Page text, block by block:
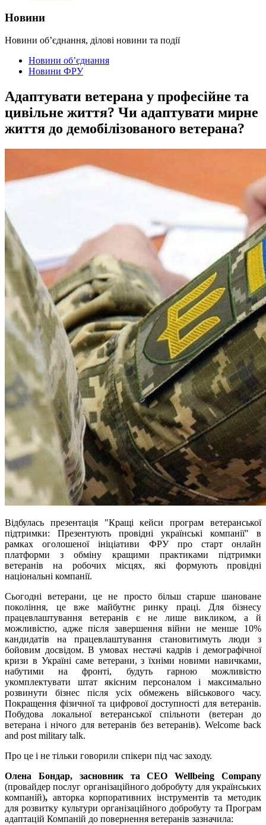
Новини
Новини об’єднання, ділові новини та події
Новини об’єднання
Новини ФРУ
Адаптувати ветерана у професійне та
цивільне життя? Чи адаптувати мирне
життя до демобілізованого ветерана?
Відбулась презентація "Кращі кейси програм ветеранської
підтримки: Презентують провідні українські компанії" в
рамках оголошеної ініціативи ФРУ про старт онлайн
платформи з обміну кращими практиками підтримки
ветеранів на робочих місцях, які формують провідні
національні компанії.
Сьогодні ветерани, це не просто більш старше шановане
покоління, це вже майбутнє ринку праці. Для бізнесу
працевлаштування ветеранів є не лише викликом, а й
можливістю, адже після завершення війни не менше 10%
кандидатів на працевлаштування становитимуть люди з
бойовим досвідом. В умовах нестачі кадрів і демографічної
кризи в Україні саме ветерани, з їхніми новими навичками,
набутими на фронті, будуть гарною можливістю
укомплектувати штат якісним персоналом і максимально
розвинути бізнес після усіх обмежень військового часу.
Покращення фізичної та цифрової доступності для ветеранів.
Побудова локальної ветеранської спільноти (ветеран до
ветерана і нічого для ветеранів без ветеранів). Welcome back
and post military talk.
Про це і не тільки говорили cпікери під час заходу.
Олена Бондар, засновник та CEO Wellbeing Company
(провайдер послуг організаційного добробуту для українських
компаній), авторка корпоративних інструментів та методик
для розвитку культури організаційного добробуту та Програм
адаптацій Компаній до повернення ветеранів зазначила: